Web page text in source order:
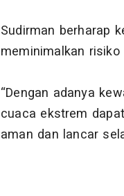
Sudirman berharap
meminimalkan
“Dengan adanya
cuaca ekstrem
aman dan lancar